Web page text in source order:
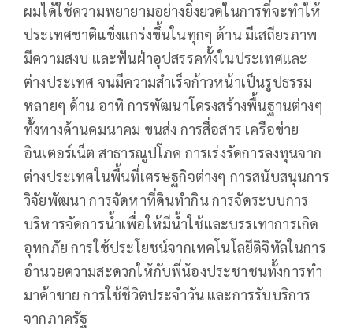
ผมได้ใช้ความพยายามอย่างยิ่งยวดในการที่จะทำให้
ประเทศชาติแข็งแกร่งขึ้นในทุกๆ ด้าน มีเสถียรภาพ
มีความสงบ และฟันฝ่าอุปสรรคทั้งในประเทศและ
ต่างประเทศ จนมีความสำเร็จก้าวหน้าเป็นรูปธรรม
หลายๆ ด้าน อาทิ การพัฒนาโครงสร้างพื้นฐานต่างๆ
ทั้งทางด้านคมนาคม ขนส่ง การสื่อสาร เครือข่าย
อินเตอร์เน็ต สาธารณูปโภค การเร่งรัดการลงทุนจาก
ต่างประเทศในพื้นที่เศรษฐกิจต่างๆ การสนับสนุนการ
วิจัยพัฒนา การจัดหาที่ดินทำกิน การจัดระบบการ
บริหารจัดการน้ำเพื่อให้มีน้ำใช้และบรรเทาการเกิด
อุทกภัย การใช้ประโยชน์จากเทคโนโลยีดิจิทัลในการ
อำนวยความสะดวกให้กับพี่น้องประชาชนทั้งการทำ
มาค้าขาย การใช้ชีวิตประจำวัน และการรับบริการ
จากภาครัฐ